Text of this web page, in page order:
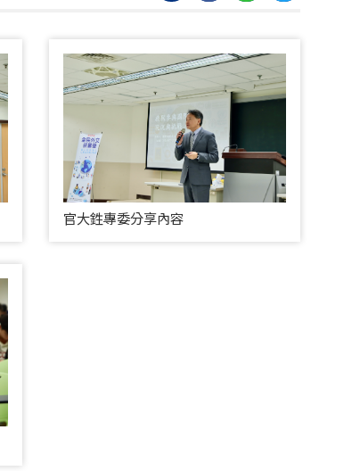
官大鉎專委分享內容